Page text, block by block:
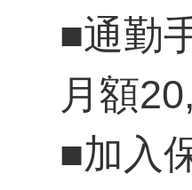
■通勤
月額
■加入